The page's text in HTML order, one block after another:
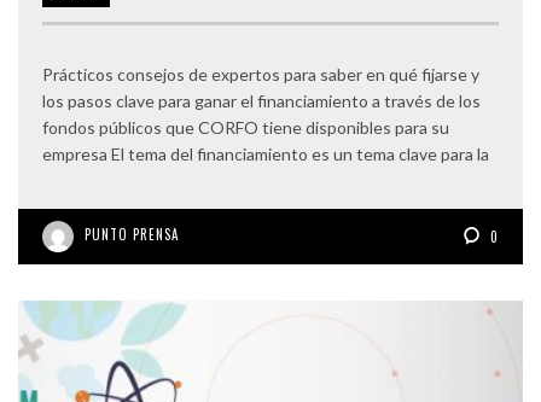
Prácticos consejos de expertos para saber en qué fijarse y
los pasos clave para ganar el financiamiento a través de los
fondos públicos que CORFO tiene disponibles para su
empresa El tema del financiamiento es un tema clave para la
PUNTO PRENSA 0